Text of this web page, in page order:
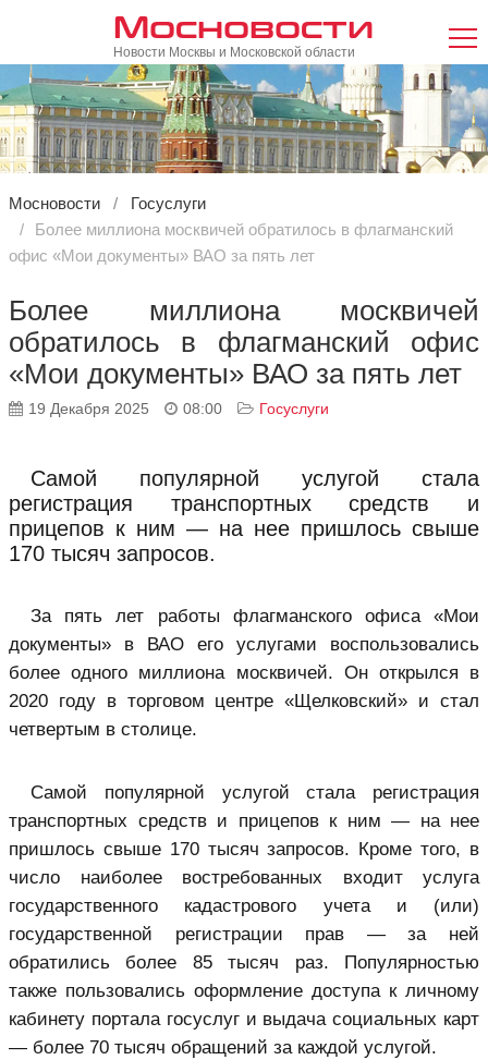
Мосновости
Новости Москвы и Московской области
Мосновости
Госуслуги
Более миллиона москвичей обратилось в флагманский
офис «Мои документы» ВАО за пять лет
Более миллиона москвичей
обратилось в флагманский офис
«Мои документы» ВАО за пять лет
19 Декабря 2025 08:00 Госуслуги
Самой популярной услугой стала
регистрация транспортных средств и
прицепов к ним — на нее пришлось свыше
170 тысяч запросов.
За пять лет работы флагманского офиса «Мои
документы» в ВАО его услугами воспользовались
более одного миллиона москвичей. Он открылся в
2020 году в торговом центре «Щелковский» и стал
четвертым в столице.
Самой популярной услугой стала регистрация
транспортных средств и прицепов к ним — на нее
пришлось свыше 170 тысяч запросов. Кроме того, в
число наиболее востребованных входит услуга
государственного кадастрового учета и (или)
государственной регистрации прав — за ней
обратились более 85 тысяч раз. Популярностью
также пользовались оформление доступа к личному
кабинету портала госуслуг и выдача социальных карт
— более 70 тысяч обращений за каждой услугой.